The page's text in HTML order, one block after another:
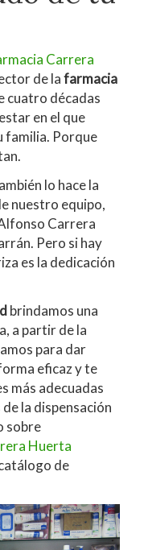
Carrera
de lafarmacia
cuatro décadas
en el que
familia. Porque
lo hace la
nuestro equipo,
Carrera
Pero si hay
es la dedicación
brindamos una
a partir de la
para dar
eficaz y te
más adecuadas
la dispensación
sobre
Huerta
de